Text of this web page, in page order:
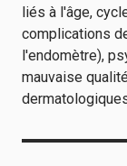
liés à l'âge,
complications
l'endomètre),
mauvaise